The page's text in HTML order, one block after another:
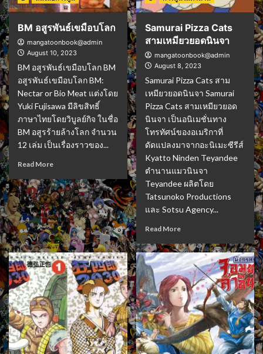
BM อสูรพันธ์เขมือบโลก
mangatoonbook@admin
August 10, 2023
BM อสูรพันธ์เขมือบโลก BM
อสูรพันธ์เขมือบโลก BM:
Nectar or Bio Meat แต่งโดย
Yuki Fujisawa มีลิขสิทธิ์
ภาษาไทยโดยวิบูลย์กิจ ในชื่อ
BM อสูรร้ายล้างโลก จำนวน
12 เล่ม เป็นเรื่องราวของ...
Read More
Samurai Pizza Cats
สามเหมียวยอดนินจา
mangatoonbook@admin
August 8, 2023
Samurai Pizza Cats สาม
เหมียวยอดนินจา Samurai
Pizza Cats สามเหมียวยอด
นินจา เป็นอนิเมชั่นทาง
โทรทัศน์ของอเมริกาที่
ดัดแปลงมาจากอะนิเมะซีรีส์
Kyatto Ninden Teyandee
ตำนานแมวนินจา
Teyandee ผลิตโดย
Tatsunoko Productions
และ Sotsu Agency...
Read More